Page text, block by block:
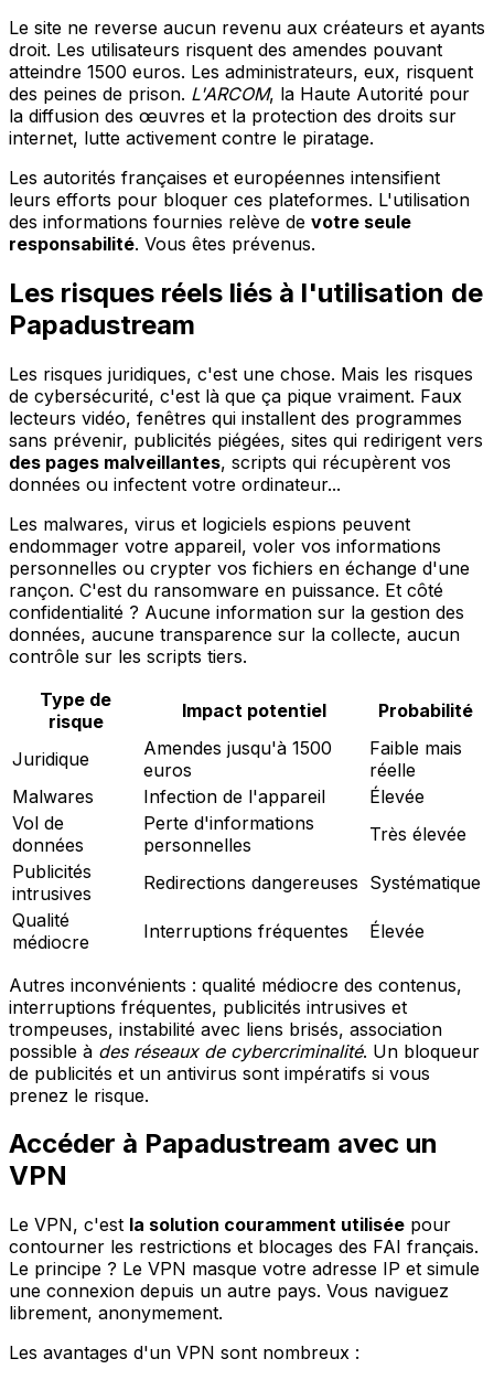
Le site ne reverse aucun revenu aux créateurs et ayants
droit. Les utilisateurs risquent des amendes pouvant
atteindre 1500 euros. Les administrateurs, eux, risquent
des peines de prison. L'ARCOM, la Haute Autorité pour
la diffusion des œuvres et la protection des droits sur
internet, lutte activement contre le piratage.
Les autorités françaises et européennes intensifient
leurs efforts pour bloquer ces plateformes. L'utilisation
des informations fournies relève de votre seule
responsabilité. Vous êtes prévenus.
Les risques réels liés à l'utilisation de
Papadustream
Les risques juridiques, c'est une chose. Mais les risques
de cybersécurité, c'est là que ça pique vraiment. Faux
lecteurs vidéo, fenêtres qui installent des programmes
sans prévenir, publicités piégées, sites qui redirigent vers
des pages malveillantes, scripts qui récupèrent vos
données ou infectent votre ordinateur...
Les malwares, virus et logiciels espions peuvent
endommager votre appareil, voler vos informations
personnelles ou crypter vos fichiers en échange d'une
rançon. C'est du ransomware en puissance. Et côté
confidentialité ? Aucune information sur la gestion des
données, aucune transparence sur la collecte, aucun
contrôle sur les scripts tiers.
Type de
risque
Impact potentiel Probabilité
Juridique
Amendes jusqu'à 1500
euros
Faible mais
réelle
Malwares
Infection de l'appareil
Élevée
Vol de
données
Perte d'informations
personnelles
Très élevée
Publicités
intrusives
Redirections dangereuses Systématique
Qualité
médiocre
Interruptions fréquentes Élevée
Autres inconvénients : qualité médiocre des contenus,
interruptions fréquentes, publicités intrusives et
trompeuses, instabilité avec liens brisés, association
possible à des réseaux de cybercriminalité. Un bloqueur
de publicités et un antivirus sont impératifs si vous
prenez le risque.
Accéder à Papadustream avec un
VPN
Le VPN, c'est la solution couramment utilisée pour
contourner les restrictions et blocages des FAI français.
Le principe ? Le VPN masque votre adresse IP et simule
une connexion depuis un autre pays. Vous naviguez
librement, anonymement.
Les avantages d'un VPN sont nombreux :